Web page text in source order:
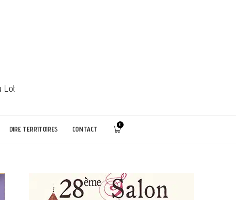
Lot
DIRE TERRITOIRES CONTACT
0